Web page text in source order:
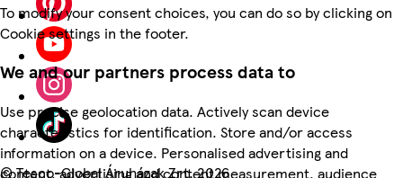
To modify your consent choices, you can do so by clicking on
Cookie settings in the footer.
We and our partners process data to
Use precise geolocation data. Actively scan device
characteristics for identification. Store and/or access
information on a device. Personalised advertising and
content, advertising and content measurement, audience
©Tesco-Global Áruházak Zrt. 2026